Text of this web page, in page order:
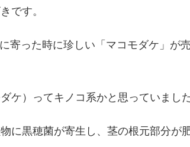
です。
に寄った時に珍しい「マコモダケ」
ケ）ってキノコ系かと思っていまし
に黒穂菌が寄生し、茎の根元部分が